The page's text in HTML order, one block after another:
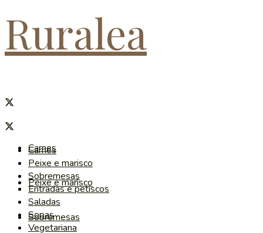
Ruralea
Carnes
Peixe e marisco
Sobremesas
Carnes
Peixe e marisco
Sobremesas
Entradas e petiscos
Saladas
Sopas
Vegetariana